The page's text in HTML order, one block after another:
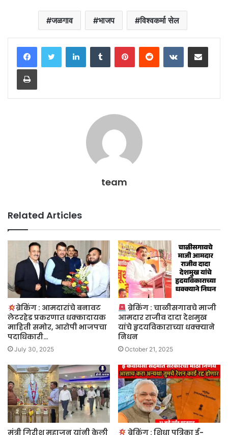
जळगाव भाजप विश्वकर्मा सेल
LinkedInTumblr PinterestReddit VKontakteShare via Email
Print
team
Related Articles
ब्रेकिंग : आमदारांचे बनावट
लेटरहेड प्रकरणात धक्कादायक
माहिती समोर, आरोपी भाजपचा
पदाधिकारी…
July 30, 2025
ब्रेकिंग : चाळीसगावचे माजी
आमदार राजीव दादा देशमुख
यांचे हृदयविकाराच्या धक्क्याने
निधन
October 21, 2025
मंत्री गिरीश महाजन यांनी केली ब्रेकिंग : शिधा पत्रिका ई-